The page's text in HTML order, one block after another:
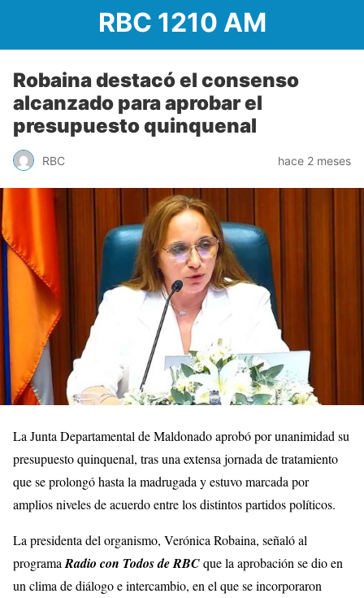
RBC 1210 AM
Robaina destacó el consenso
alcanzado para aprobar el
presupuesto quinquenal
RBC hace 2 meses
La Junta Departamental de Maldonado aprobó por unanimidad su
presupuesto quinquenal, tras una extensa jornada de tratamiento
que se prolongó hasta la madrugada y estuvo marcada por
amplios niveles de acuerdo entre los distintos partidos políticos.
La presidenta del organismo, Verónica Robaina, señaló al
programa Radio con Todos de RBCque la aprobación se dio en
un clima de diálogo e intercambio, en el que se incorporaron